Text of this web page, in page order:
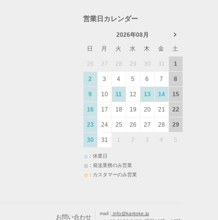
営業日カレンダー
2026年08月
日
月 火 水 木 金 土
26 27 28 29 30 31 1
2 3 4 5 6 7 8
9 10 11 12 13 14 15
16 17 18 19 20 21 22
23 24 25 26 27 28 29
30 31 1 2 3 4 5
：休業日
：発送業務のみ営業
：カスタマーのみ営業
お問い合わせ
mail : info@karitoke.jp